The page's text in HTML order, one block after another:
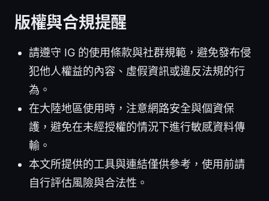
版權與合規提醒
請遵守 IG 的使用條款與社群規範，避免發布侵
犯他人權益的內容、虛假資訊或違反法規的行
為。
在大陸地區使用時，注意網路安全與個資保
護，避免在未經授權的情況下進行敏感資料傳
輸。
本文所提供的工具與連結僅供參考，使用前請
自行評估風險與合法性。